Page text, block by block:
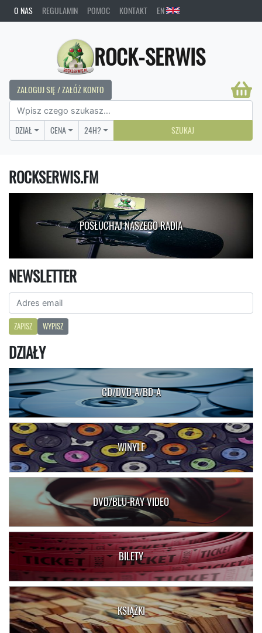
O NAS REGULAMIN POMOC KONTAKT EN
ROCK-SERWIS
ZALOGUJ SIĘ / ZAŁÓŻ KONTO
DZIAŁ CENA 24H? SZUKAJ
ROCKSERWIS.FM
POSŁUCHAJ NASZEGO RADIA
NEWSLETTER
ZAPISZ WYPISZ
DZIAŁY
CD/DVD-A/BD-A
WINYLE
DVD/BLU-RAY VIDEO
BILETY
KSIĄŻKI